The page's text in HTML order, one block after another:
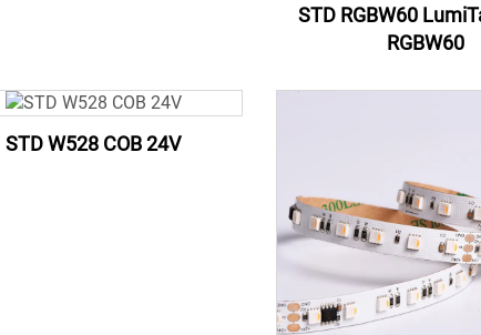
STD RGBW60
RGBW60
STD W528 COB 24V